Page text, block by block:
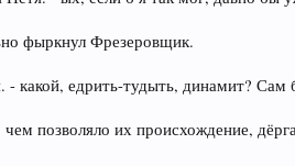
фыркнул Фрезеровщик.
какой, едрить-тудыть, динамит?
позволяло их происхождение,